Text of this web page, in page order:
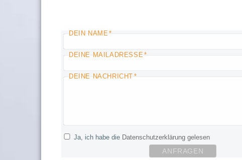
DEIN NAME
DEINE MAILADRESSE
DEINE NACHRICHT
Ja, ich habe die Datenschutzerklärung gelesen